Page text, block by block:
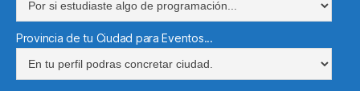
Provincia de tu Ciudad para Eventos...